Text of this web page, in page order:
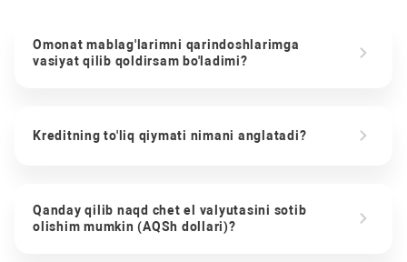
Omonat mablag'larimni qarindoshlarimga
vasiyat qilib qoldirsam bo'ladimi?
Kreditning to'liq qiymati nimani anglatadi?
Qanday qilib naqd chet el valyutasini sotib
olishim mumkin (AQSh dollari)?